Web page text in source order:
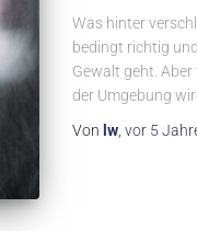
Was hinter
bedingt richtig
Gewalt geht.
der Umgebung
Von lw, vor 5